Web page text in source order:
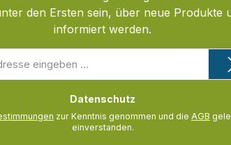
den Ersten sein, über neue Produkte
informiert werden.
Datenschutz
zur Kenntnis genommen und die AGB
einverstanden.